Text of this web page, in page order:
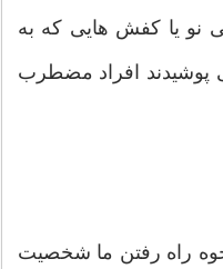
نو یا کفش هایی که به
پوشیدند افراد مضطرب
راه رفتن ما شخصیت